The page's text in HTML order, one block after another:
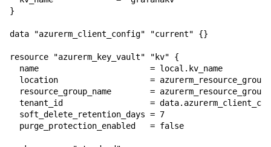
}
data "azurerm_client_config" "current" {}
resource "azurerm_key_vault" "kv" {
  name                       = local.kv_name
location                   =
resource_group_name        =
tenant_id                  =
  soft_delete_retention_days = 7
  purge_protection_enabled   = false